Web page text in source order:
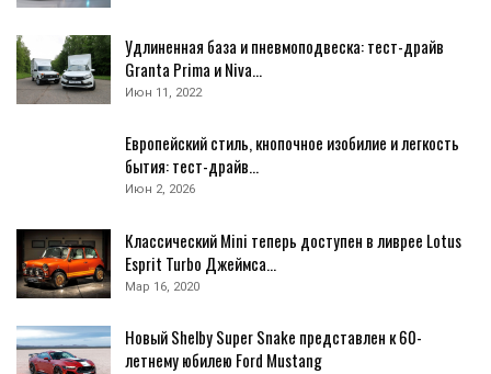
Удлиненная база и пневмоподвеска: тест-драйв
Granta Primа и Niva…
Июн 11, 2022
Европейский стиль, кнопочное изобилие и легкость
бытия: тест-драйв…
Июн 2, 2026
Классический Mini теперь доступен в ливрее Lotus
Esprit Turbo Джеймса…
Мар 16, 2020
Новый Shelby Super Snake представлен к 60-
летнему юбилею Ford Mustang